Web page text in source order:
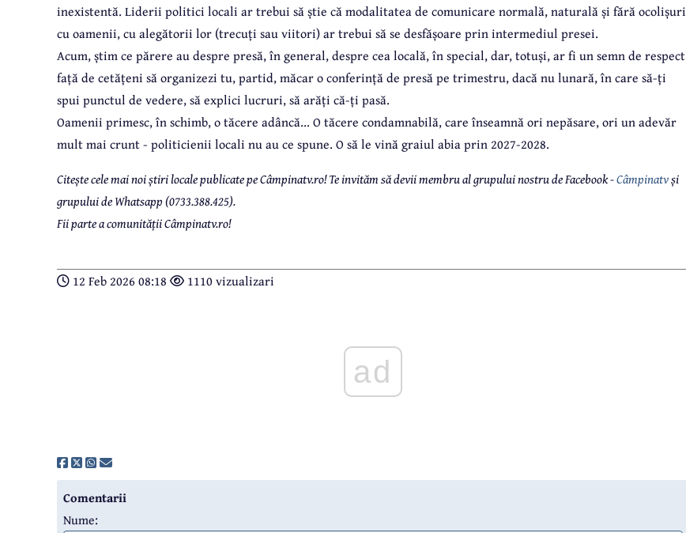
inexistentă. Liderii politici locali ar trebui să știe că modalitatea de comunicare normală, naturală și fără ocolișuri
cu oamenii, cu alegătorii lor (trecuți sau viitori) ar trebui să se desfășoare prin intermediul presei.
Acum, știm ce părere au despre presă, în general, despre cea locală, în special, dar, totuși, ar fi un semn de respect
față de cetățeni să organizezi tu, partid, măcar o conferință de presă pe trimestru, dacă nu lunară, în care să-ți
spui punctul de vedere, să explici lucruri, să arăți că-ți pasă.
Oamenii primesc, în schimb, o tăcere adâncă... O tăcere condamnabilă, care înseamnă ori nepăsare, ori un adevăr
mult mai crunt - politicienii locali nu au ce spune. O să le vină graiul abia prin 2027-2028.
Citește cele mai noi știri locale publicate pe Câmpinatv.ro! Te invităm să devii membru al grupului nostru de Facebook -Câmpinatvși
grupului de Whatsapp (0733.388.425).
Fii parte a comunității Câmpinatv.ro!
12 Feb 2026 08:18 1110 vizualizari
ad
Comentarii
Nume: